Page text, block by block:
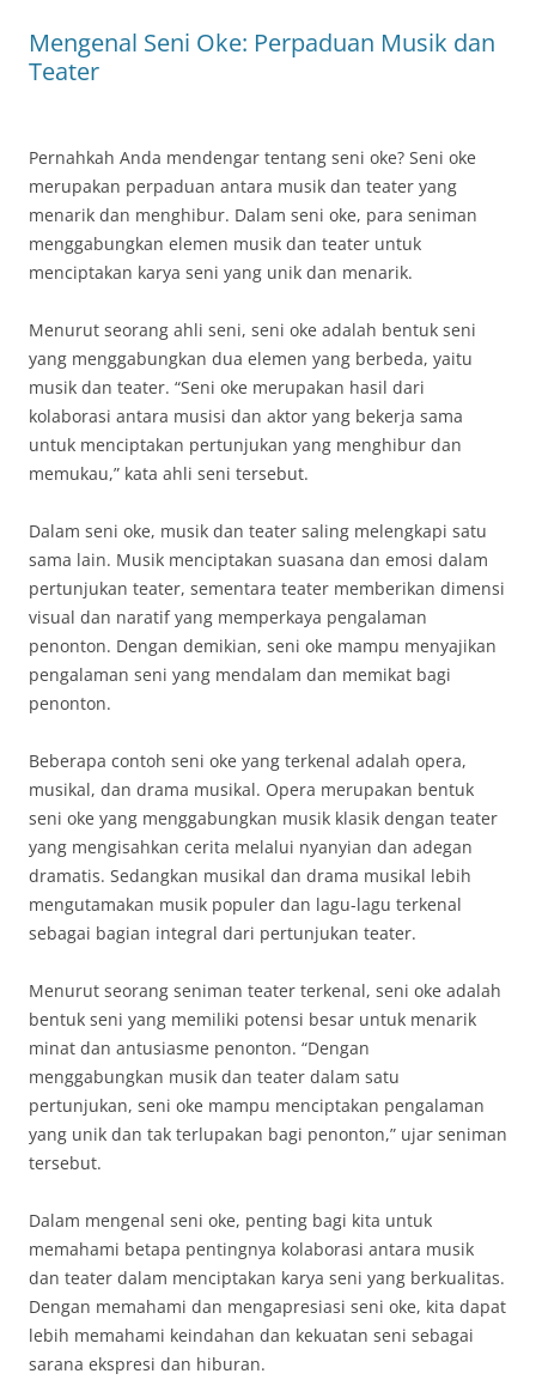
Mengenal Seni Oke: Perpaduan Musik dan
Teater
Pernahkah Anda mendengar tentang seni oke? Seni oke
merupakan perpaduan antara musik dan teater yang
menarik dan menghibur. Dalam seni oke, para seniman
menggabungkan elemen musik dan teater untuk
menciptakan karya seni yang unik dan menarik.
Menurut seorang ahli seni, seni oke adalah bentuk seni
yang menggabungkan dua elemen yang berbeda, yaitu
musik dan teater. “Seni oke merupakan hasil dari
kolaborasi antara musisi dan aktor yang bekerja sama
untuk menciptakan pertunjukan yang menghibur dan
memukau,” kata ahli seni tersebut.
Dalam seni oke, musik dan teater saling melengkapi satu
sama lain. Musik menciptakan suasana dan emosi dalam
pertunjukan teater, sementara teater memberikan dimensi
visual dan naratif yang memperkaya pengalaman
penonton. Dengan demikian, seni oke mampu menyajikan
pengalaman seni yang mendalam dan memikat bagi
penonton.
Beberapa contoh seni oke yang terkenal adalah opera,
musikal, dan drama musikal. Opera merupakan bentuk
seni oke yang menggabungkan musik klasik dengan teater
yang mengisahkan cerita melalui nyanyian dan adegan
dramatis. Sedangkan musikal dan drama musikal lebih
mengutamakan musik populer dan lagu-lagu terkenal
sebagai bagian integral dari pertunjukan teater.
Menurut seorang seniman teater terkenal, seni oke adalah
bentuk seni yang memiliki potensi besar untuk menarik
minat dan antusiasme penonton. “Dengan
menggabungkan musik dan teater dalam satu
pertunjukan, seni oke mampu menciptakan pengalaman
yang unik dan tak terlupakan bagi penonton,” ujar seniman
tersebut.
Dalam mengenal seni oke, penting bagi kita untuk
memahami betapa pentingnya kolaborasi antara musik
dan teater dalam menciptakan karya seni yang berkualitas.
Dengan memahami dan mengapresiasi seni oke, kita dapat
lebih memahami keindahan dan kekuatan seni sebagai
sarana ekspresi dan hiburan.